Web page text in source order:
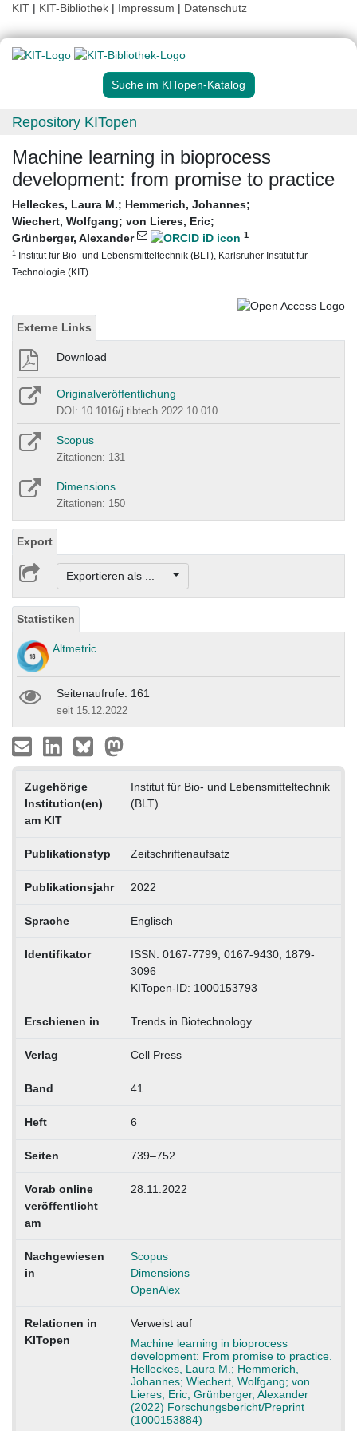
KIT | KIT-Bibliothek | Impressum | Datenschutz
Suche im KITopen-Katalog
Repository KITopen
Machine learning in bioprocess
development: from promise to practice
Helleckes, Laura M.; Hemmerich, Johannes;
Wiechert, Wolfgang; von Lieres, Eric;
Grünberger, Alexander
1
1 Institut für Bio- und Lebensmitteltechnik (BLT), Karlsruher Institut für
Technologie (KIT)
Externe Links
Download
Originalveröffentlichung
DOI: 10.1016/j.tibtech.2022.10.010
Scopus
Zitationen: 131
Dimensions
Zitationen: 150
Export
Exportieren als ...
Statistiken
Altmetric
Seitenaufrufe: 161
seit 15.12.2022
Zugehörige
Institution(en)
am KIT
Institut für Bio- und Lebensmitteltechnik
(BLT)
Publikationstyp Zeitschriftenaufsatz
Publikationsjahr 2022
Sprache Englisch
Identifikator
ISSN: 0167-7799, 0167-9430, 1879-
3096
KITopen-ID: 1000153793
Erschienen in Trends in Biotechnology
Verlag Cell Press
Band 41
Heft 6
Seiten 739–752
Vorab online
veröffentlicht
am
28.11.2022
Nachgewiesen
in
Scopus
Dimensions
OpenAlex
Relationen in
KITopen
Verweist auf
Machine learning in bioprocess
development: From promise to practice.
Helleckes, Laura M.; Hemmerich,
Johannes; Wiechert, Wolfgang; von
Lieres, Eric; Grünberger, Alexander
(2022) Forschungsbericht/Preprint
(1000153884)